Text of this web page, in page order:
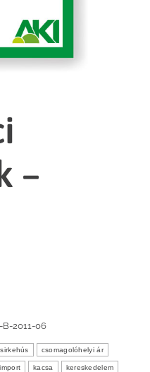
–
B-2011-06
csomagolóhelyi ár
import kacsa kereskedelem